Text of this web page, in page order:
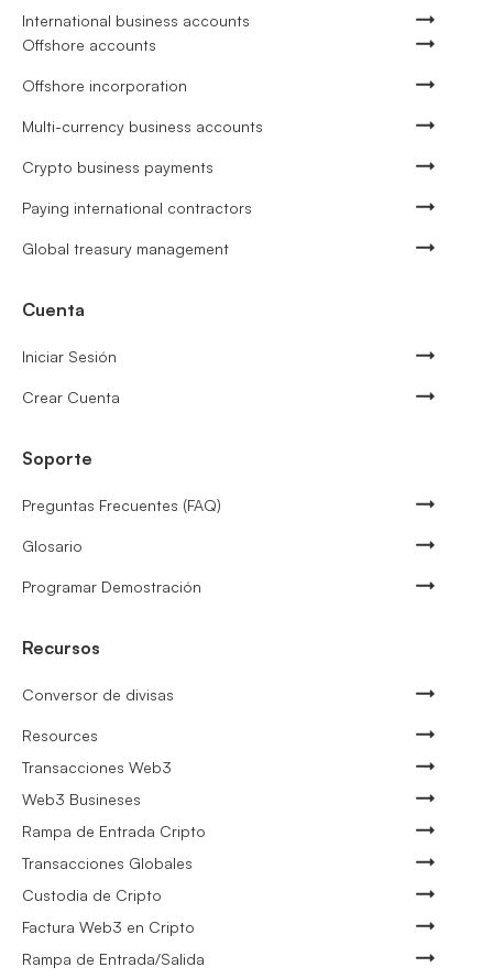
International business accounts
Offshore accounts
Offshore incorporation
Multi-currency business accounts
Crypto business payments
Paying international contractors
Global treasury management
Cuenta
Iniciar Sesión
Crear Cuenta
Soporte
Preguntas Frecuentes (FAQ)
Glosario
Programar Demostración
Recursos
Conversor de divisas
Resources
Transacciones Web3
Web3 Busineses
Rampa de Entrada Cripto
Transacciones Globales
Custodia de Cripto
Factura Web3 en Cripto
Rampa de Entrada/Salida